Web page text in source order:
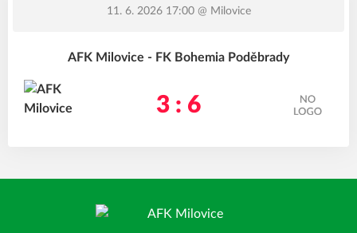
11. 6. 2026 17:00@ Milovice
AFK Milovice - FK Bohemia Poděbrady
3 : 6